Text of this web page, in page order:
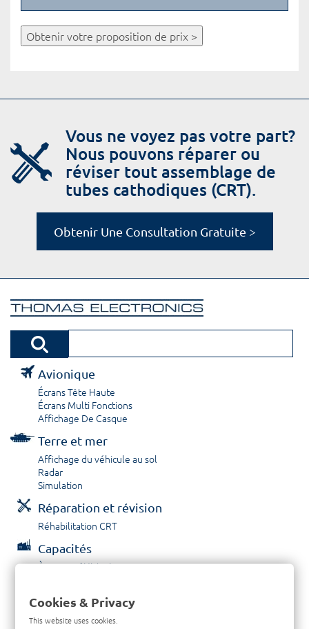
Obtenir votre proposition de prix >
Vous ne voyez pas votre part?
Nous pouvons réparer ou
réviser tout assemblage de
tubes cathodiques (CRT).
Obtenir Une Consultation Gratuite >
Avionique
Écrans Tête Haute
Écrans Multi Fonctions
Affichage De Casque
Terre et mer
Affichage du véhicule au sol
Radar
Simulation
Réparation et révision
Réhabilitation CRT
Capacités
À propos / Historique
Contactez nous
Cookies & Privacy
This website uses cookies.